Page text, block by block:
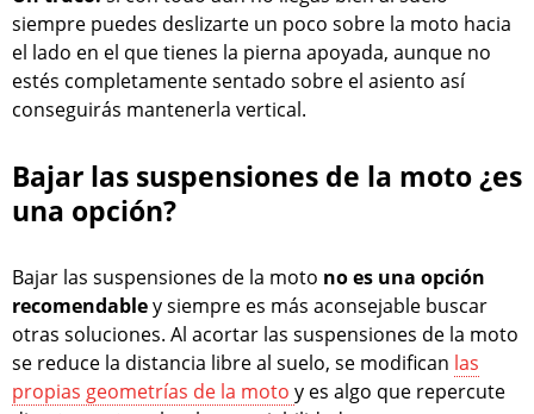
siempre puedes deslizarte un poco sobre la moto hacia
el lado en el que tienes la pierna apoyada, aunque no
estés completamente sentado sobre el asiento así
conseguirás mantenerla vertical.
Bajar las suspensiones de la moto ¿es
una opción?
Bajar las suspensiones de la moto no es una opción
recomendabley siempre es más aconsejable buscar
otras soluciones. Al acortar las suspensiones de la moto
se reduce la distancia libre al suelo, se modifican las
propias geometrías de la moto y es algo que repercute